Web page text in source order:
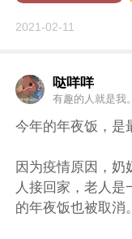
具体积分规则和玩
2021-02-11
哒咩咩
有趣的人就是我。
今年的年夜饭，是
因为疫情原因，奶
人接回家，老人
的年夜饭也被取消。